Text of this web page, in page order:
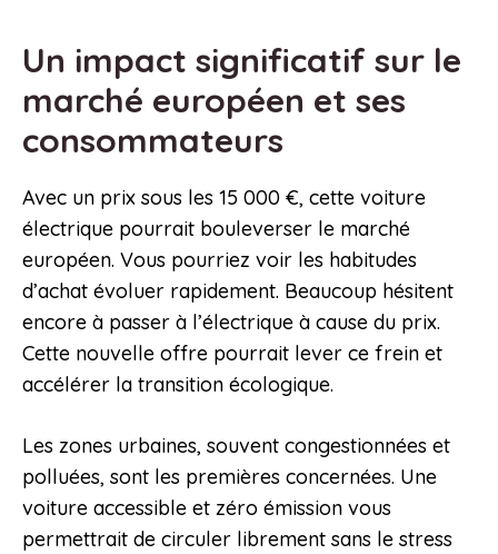
Un impact significatif sur le
marché européen et ses
consommateurs
Avec un prix sous les 15 000 €, cette voiture
électrique pourrait bouleverser le marché
européen. Vous pourriez voir les habitudes
d’achat évoluer rapidement. Beaucoup hésitent
encore à passer à l’électrique à cause du prix.
Cette nouvelle offre pourrait lever ce frein et
accélérer la transition écologique.
Les zones urbaines, souvent congestionnées et
polluées, sont les premières concernées. Une
voiture accessible et zéro émission vous
permettrait de circuler librement sans le stress